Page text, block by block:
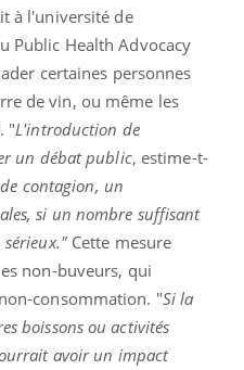
à l'université de
Public Health Advocacy
certaines personnes
de vin, ou même les
"L'introduction de
un débat public, estime-t-
contagion, un
si un nombre suffisant
Cette mesure
non-buveurs, qui
consommation. "Si la
boissons ou activités
avoir un impact